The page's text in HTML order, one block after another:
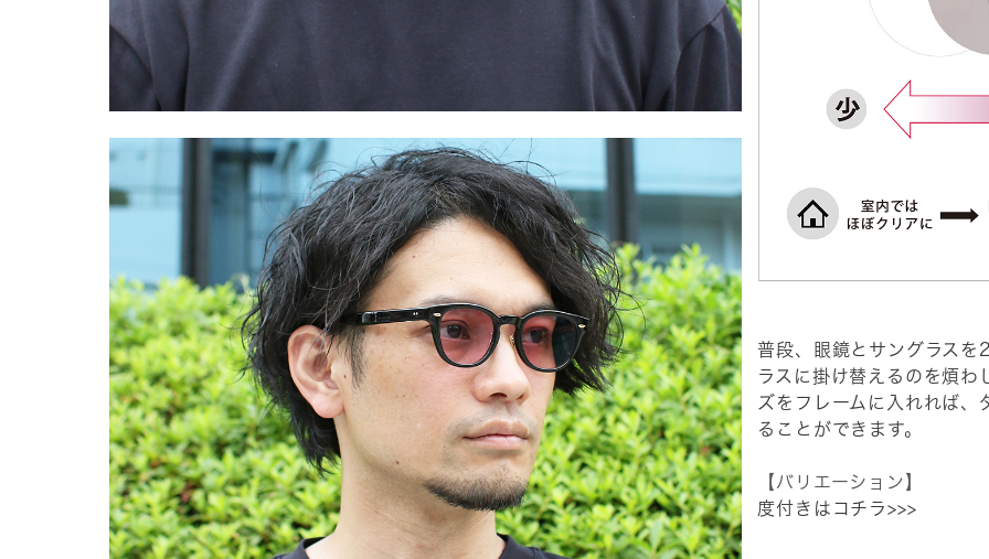
普段、眼鏡とサングラス
ラスに掛け替えるのを煩わ
ズをフレームに入れれば
ることができます。
【バリエーション】
度付きはコチラ>>>